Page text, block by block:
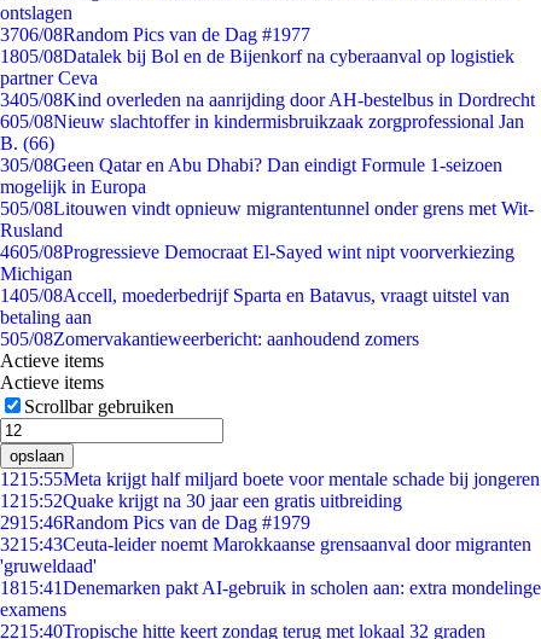
ontslagen
3706/08Random Pics van de Dag #1977
1805/08Datalek bij Bol en de Bijenkorf na cyberaanval op logistiek
partner Ceva
3405/08Kind overleden na aanrijding door AH-bestelbus in Dordrecht
605/08Nieuw slachtoffer in kindermisbruikzaak zorgprofessional Jan
B. (66)
305/08Geen Qatar en Abu Dhabi? Dan eindigt Formule 1-seizoen
mogelijk in Europa
505/08Litouwen vindt opnieuw migrantentunnel onder grens met Wit-
Rusland
4605/08Progressieve Democraat El-Sayed wint nipt voorverkiezing
Michigan
1405/08Accell, moederbedrijf Sparta en Batavus, vraagt uitstel van
betaling aan
505/08Zomervakantieweerbericht: aanhoudend zomers
Actieve items
Actieve items
Scrollbar gebruiken
opslaan
1215:55Meta krijgt half miljard boete voor mentale schade bij jongeren
1215:52Quake krijgt na 30 jaar een gratis uitbreiding
2915:46Random Pics van de Dag #1979
3215:43Ceuta-leider noemt Marokkaanse grensaanval door migranten
'gruweldaad'
1815:41Denemarken pakt AI-gebruik in scholen aan: extra mondelinge
examens
2215:40Tropische hitte keert zondag terug met lokaal 32 graden